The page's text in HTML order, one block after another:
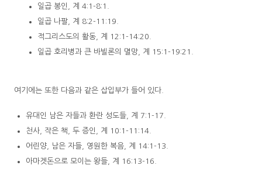
일곱 봉인, 계 4:1-8:1.
일곱 나팔, 계 8:2-11:19.
적그리스도의 활동, 계 12:1-14:20.
일곱 호리병과 큰 바빌론의 멸망, 계 15:1-19:21.
여기에는 또한 다음과 같은 삽입부가 들어 있다.
유대인 남은 자들과 환란 성도들, 계 7:1-17.
천사, 작은 책, 두 증인, 계 10:1-11:14.
어린양, 남은 자들, 영원한 복음, 계 14:1-13.
아마겟돈으로 모이는 왕들, 계 16:13-16.